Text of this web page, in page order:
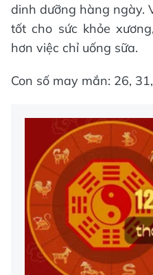
dinh dưỡng hàng ngày.
tốt cho sức khỏe
hơn việc chỉ uống sữa.
Con số may mắn: 26,